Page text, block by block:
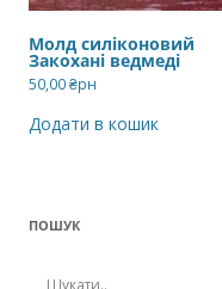
Молд силіконовий
Закохані ведмеді
50,00₴рн
Додати в кошик
ПОШУК